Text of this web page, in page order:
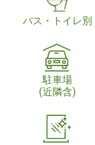
バス・トイレ別
駐車場
(近隣含)